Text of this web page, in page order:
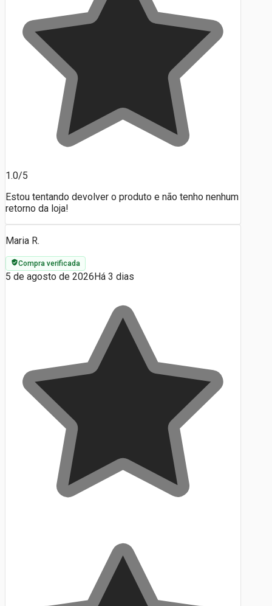
1.0/5
Estou tentando devolver o produto e não tenho nenhum
retorno da loja!
Maria R.
Compra verificada
5 de agosto de 2026 Há 3 dias